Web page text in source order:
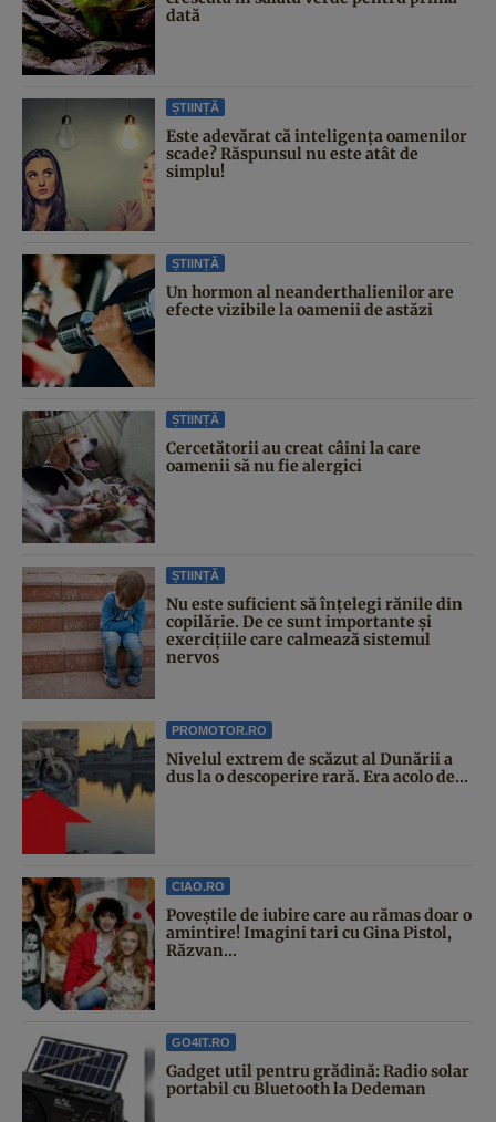
dată
ȘTIINȚĂ
Este adevărat că inteligența oamenilor
scade? Răspunsul nu este atât de
simplu!
ȘTIINȚĂ
Un hormon al neanderthalienilor are
efecte vizibile la oamenii de astăzi
ȘTIINȚĂ
Cercetătorii au creat câini la care
oamenii să nu fie alergici
ȘTIINȚĂ
Nu este suficient să înțelegi rănile din
copilărie. De ce sunt importante și
exercițiile care calmează sistemul
nervos
PROMOTOR.RO
Nivelul extrem de scăzut al Dunării a
dus la o descoperire rară. Era acolo de...
CIAO.RO
Poveştile de iubire care au rămas doar o
amintire! Imagini tari cu Gina Pistol,
Răzvan...
GO4IT.RO
Gadget util pentru grădină: Radio solar
portabil cu Bluetooth la Dedeman